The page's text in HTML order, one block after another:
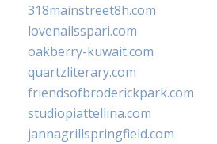
318mainstreet8h.com
lovenailsspari.com
oakberry-kuwait.com
quartzliterary.com
friendsofbroderickpark.com
studiopiattellina.com
jannagrillspringfield.com